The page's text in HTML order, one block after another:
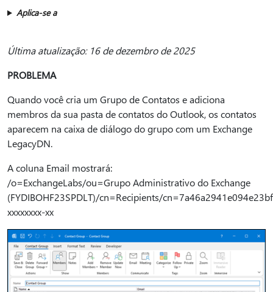
Aplica-se a
Última atualização: 16 de dezembro de 2025
PROBLEMA
Quando você cria um Grupo de Contatos e adiciona
membros da sua pasta de contatos do Outlook, os contatos
aparecem na caixa de diálogo do grupo com um Exchange
LegacyDN.
A coluna Email mostrará:
/o=ExchangeLabs/ou=Grupo Administrativo do Exchange
(FYDIBOHF23SPDLT)/cn=Recipients/
xxxxxxxx-xx